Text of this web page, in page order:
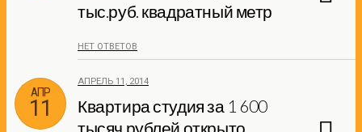
тыс.руб. квадратный метр
НЕТ ОТВЕТОВ
АПР
11
АПРЕЛЬ 11, 2014
Квартира студия за 1 600
тысяч рублей открыто